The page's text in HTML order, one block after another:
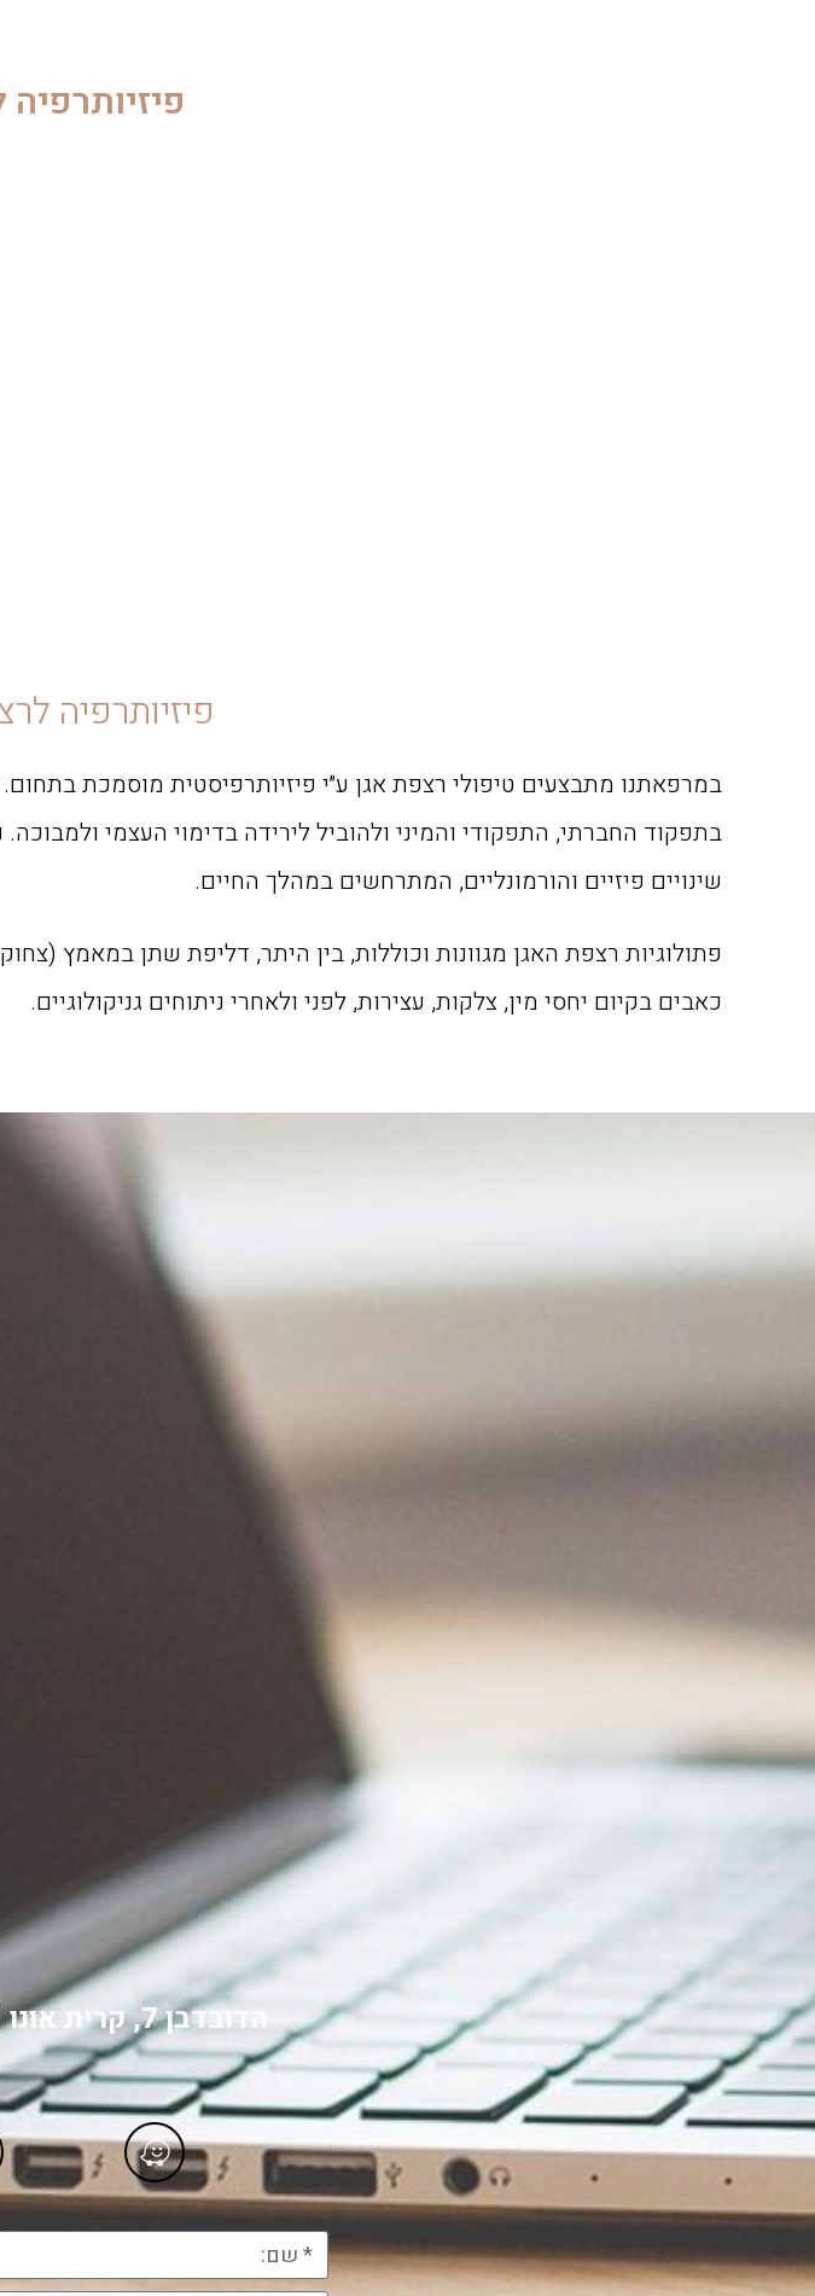
פיזיותרפיה
במרפאתנו מתבצעים טיפולי רצפת אגן ע״י פיזיותרפיסטית מוסמכת
בתפקוד החברתי, התפקודי והמיני ולהוביל לירידה בדימוי העצמי
שינויים פיזיים והורמונליים, המתרחשים במהלך החיים.
פתולוגיות רצפת האגן מגוונות וכוללות, בין היתר, דליפת שתן במאמץ
כאבים בקיום יחסי מין, צלקות, עצירות, לפני ולאחרי ניתוחים גניקולוגיים.
הדובדבן 7, קרית אונו | טלפון: 03-9240022